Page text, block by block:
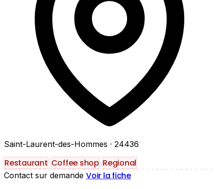
Saint-Laurent-des-Hommes · 24436
Restaurant Coffee shop Regional
Contact sur demande Voir la fiche